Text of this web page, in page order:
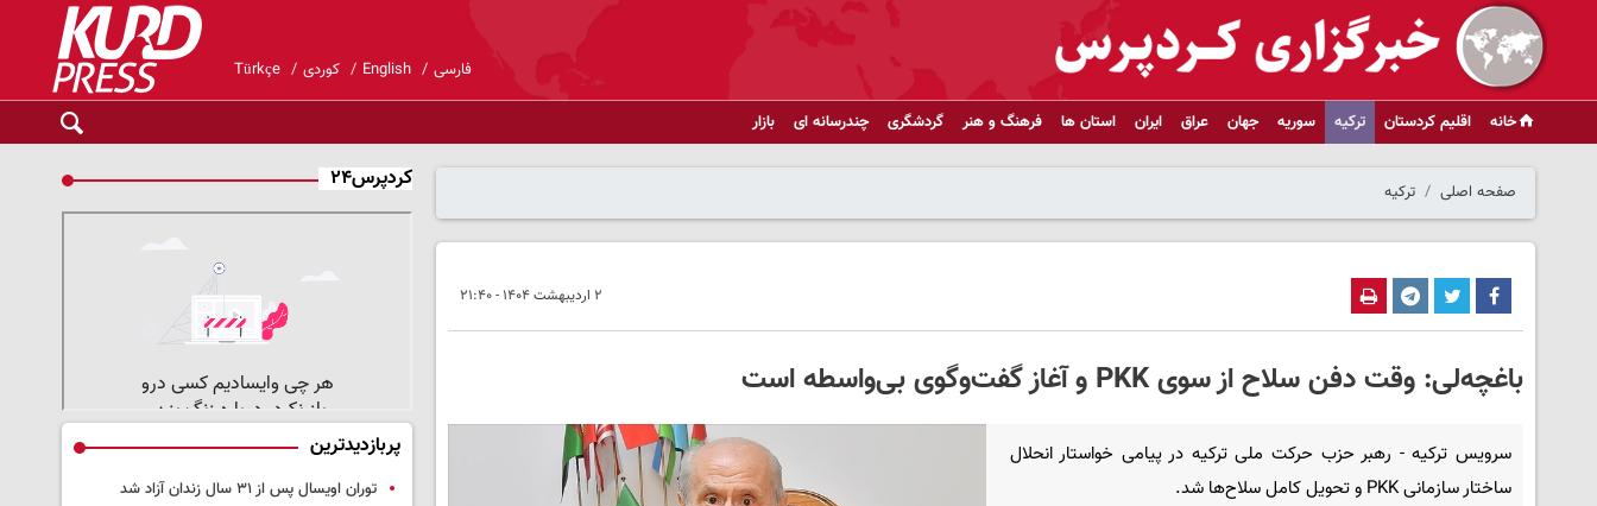
فارسی English کوردی Türkçe
خانه اقلیم کردستان ترکیه سوریه جهان عراق ایران استان ها فرهنگ و هنر گردشگری چندرسانه ای بازار
صفحه اصلی ترکیه
۲ اردیبهشت ۱۴۰۴ - ۲۱:۴۰
باغچه‌لی: وقت دفن سلاح از سوی PKK و آغاز گفت‌وگوی بی‌واسطه است
سرویس ترکیه - رهبر حزب حرکت ملی ترکیه در پیامی خواستار انحلال
ساختار سازمانی PKK و تحویل کامل سلاح‌ها شد.
کردپرس۲۴
پربازدیدترین
توران اویسال پس از ۳۱ سال زندان آزاد شد